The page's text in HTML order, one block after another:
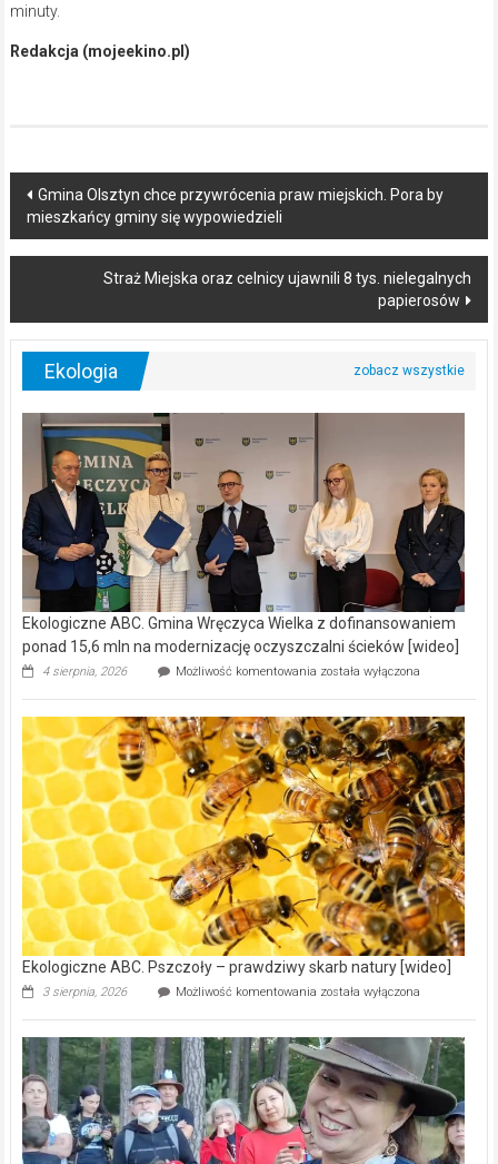
minuty.
Redakcja (mojeekino.pl)
Post
navigation
Gmina Olsztyn chce przywrócenia praw miejskich. Pora by
mieszkańcy gminy się wypowiedzieli
Straż Miejska oraz celnicy ujawnili 8 tys. nielegalnych
papierosów
Ekologia
Ekologiczne ABC. Gmina Wręczyca Wielka z dofinansowaniem
ponad 15,6 mln na modernizację oczyszczalni ścieków [wideo]
4 sierpnia, 2026 Możliwość komentowania Ekologiczne
Wręczyca
Wielka
z
dofinansowaniem
ponad
15,6
mln
na
modernizację
oczyszczalni
ścieków
[wideo]
została wyłączona
Ekologiczne ABC. Pszczoły – prawdziwy skarb natury [wideo]
3 sierpnia, 2026 Możliwość komentowania Ekologiczne
–
prawdziwy
skarb
natury
[wideo]
została wyłączona